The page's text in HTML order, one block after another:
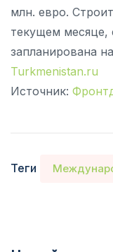
млн. евро.
текущем месяце,
запланирована
Turkmenistan.ru
Источник:
Теги